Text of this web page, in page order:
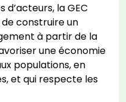
la GEC
de construire un
à partir de la
une économie
populations, en
et qui respecte les